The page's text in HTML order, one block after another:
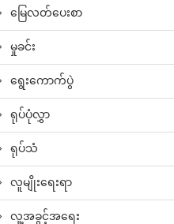
မြေလတ်ပေးစာ
မှုခင်း
ရွေးကောက်ပွဲ
ရုပ်ပုံလွှာ
ရုပ်သံ
လူမျိုးရေးရာ
လူ့အခွင့်အရေး